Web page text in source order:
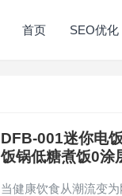
首页 SEO优化
DFB-001迷你电
饭锅低糖煮饭0涂
当健康饮食从潮流变